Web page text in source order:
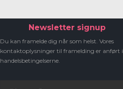
Newsletter signup
Du kan framelde dig når som helst. Vores
kontaktoplysninger til framelding er anført i
handelsbetingelserne.